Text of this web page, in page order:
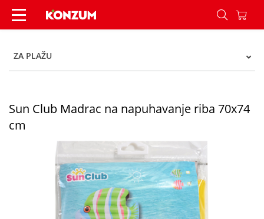
Sun Club Madrac na napuhavanje riba 70x74
ZA PLAŽU
Sun Club Madrac na napuhavanje riba 70x74
cm